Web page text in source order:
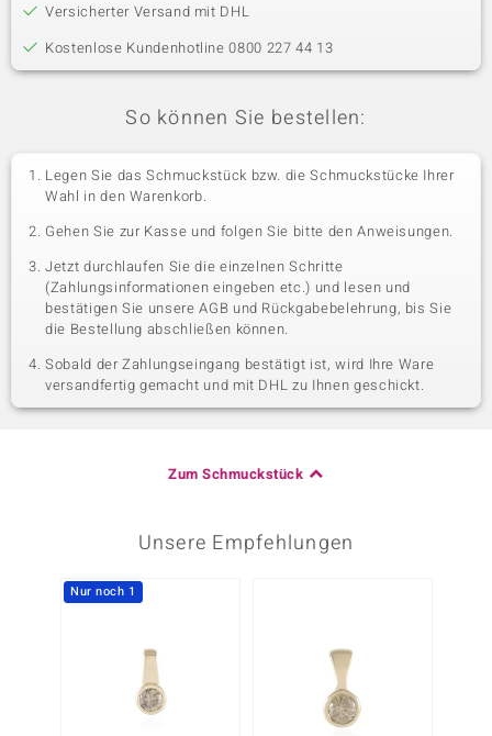
Versicherter Versand mit DHL
Kostenlose Kundenhotline 0800 227 44 13
So können Sie bestellen:
Legen Sie das Schmuckstück bzw. die Schmuckstücke Ihrer
Wahl in den Warenkorb.
Gehen Sie zur Kasse und folgen Sie bitte den Anweisungen.
Jetzt durchlaufen Sie die einzelnen Schritte
(Zahlungsinformationen eingeben etc.) und lesen und
bestätigen Sie unsere AGB und Rückgabebelehrung, bis Sie
die Bestellung abschließen können.
Sobald der Zahlungseingang bestätigt ist, wird Ihre Ware
versandfertig gemacht und mit DHL zu Ihnen geschickt.
Zum Schmuckstück
Unsere Empfehlungen
Nur noch 1